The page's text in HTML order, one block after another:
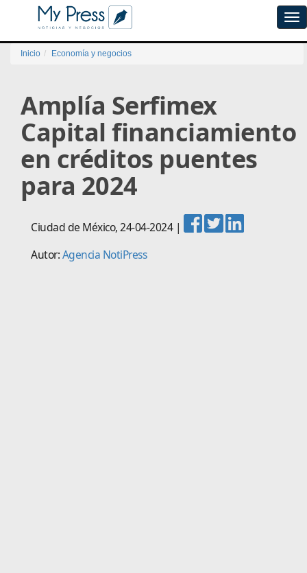
Inicio Economía y negocios
Amplía Serfimex
Capital financiamiento
en créditos puentes
para 2024
Ciudad de México,24-04-2024|
Autor:Agencia NotiPress